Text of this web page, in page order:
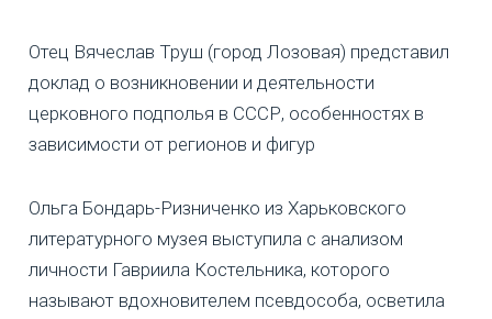
Отец Вячеслав Труш (город Лозовая) представил
доклад о возникновении и деятельности
церковного подполья в СССР, особенностях в
зависимости от регионов и фигур
Ольга Бондарь-Ризниченко из Харьковского
литературного музея выступила с анализом
личности Гавриила Костельника, которого
называют вдохновителем псевдособа, осветила